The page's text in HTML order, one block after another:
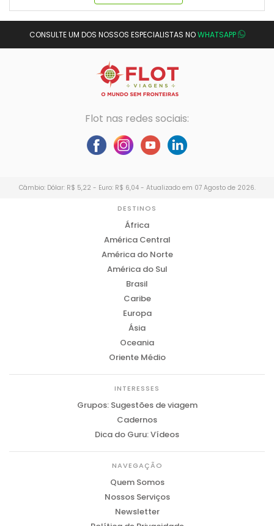
CONSULTE UM DOS NOSSOS ESPECIALISTAS NOWHATSAPP
Flot nas redes sociais:
Câmbio: Dólar: R$ 5,22 - Euro: R$ 6,04 - Atualizado em 07 Agosto de 2026.
DESTINOS
África
América Central
América do Norte
América do Sul
Brasil
Caribe
Europa
Ásia
Oceania
Oriente Médio
INTERESSES
Grupos: Sugestões de viagem
Cadernos
Dica do Guru: Vídeos
NAVEGAÇÃO
Quem Somos
Nossos Serviços
Newsletter